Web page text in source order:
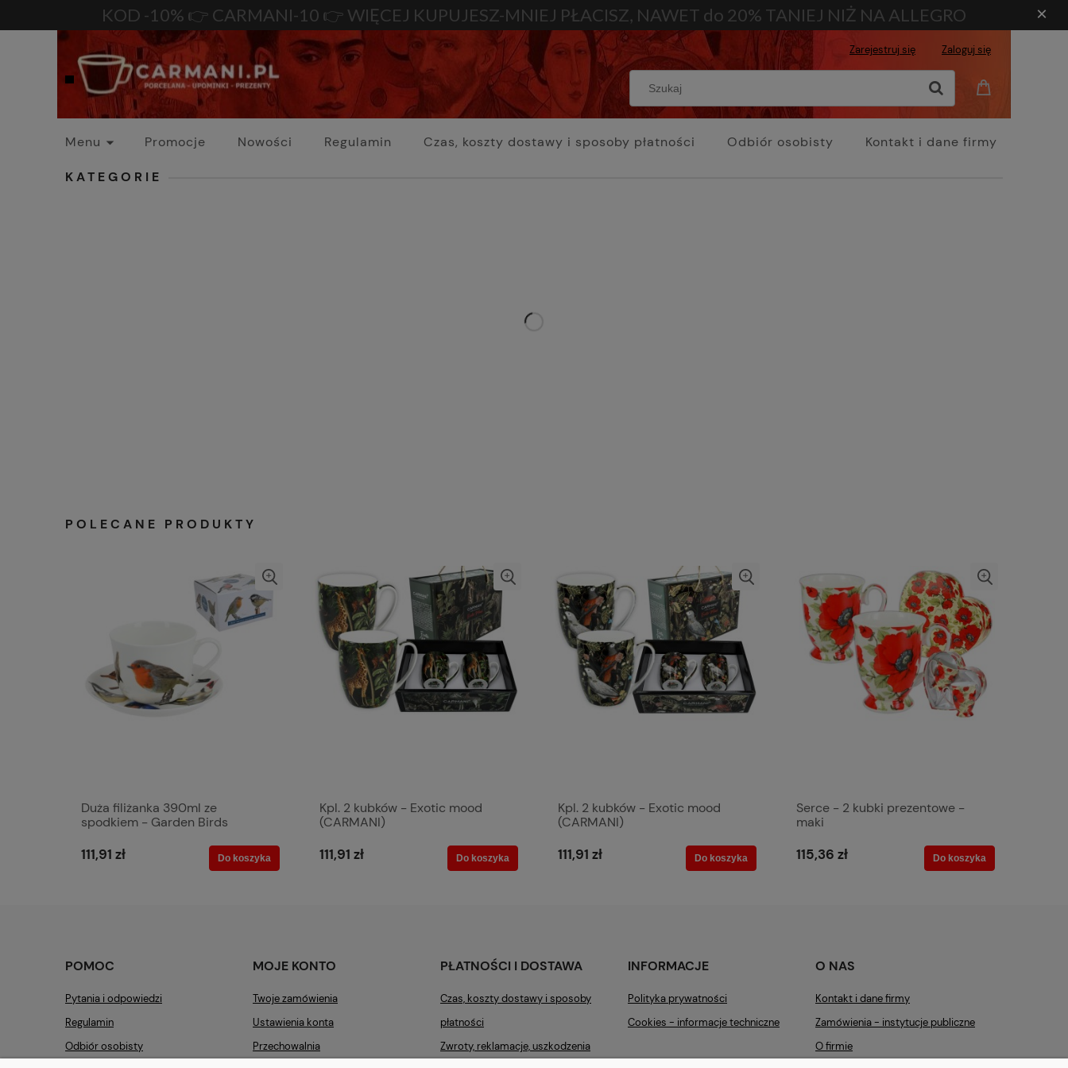
KOD -10% 👉 CARMANI-10 👉 WIĘCEJ KUPUJESZ-MNIEJ PŁACISZ, NAWET do 20% TANIEJ NIŻ NA ALLEGRO ×
Zarejestruj się Zaloguj się
Menu Promocje Nowości Regulamin Czas, koszty dostawy i sposoby płatności Odbiór osobisty Kontakt i dane firmy
KATEGORIE
POLECANE PRODUKTY
Duża filiżanka 390ml ze
spodkiem - Garden Birds
111,91 zł Do koszyka
Kpl. 2 kubków - Exotic mood
(CARMANI)
111,91 zł Do koszyka
Kpl. 2 kubków - Exotic mood
(CARMANI)
111,91 zł Do koszyka
Serce - 2 kubki prezentowe -
maki
115,36 zł Do koszyka
POMOC
Pytania i odpowiedzi
Regulamin
Odbiór osobisty
MOJE KONTO
Twoje zamówienia
Ustawienia konta
Przechowalnia
PŁATNOŚCI I DOSTAWA
Czas, koszty dostawy i sposoby
płatności
Zwroty, reklamacje, uszkodzenia
INFORMACJE
Polityka prywatności
Cookies - informacje techniczne
O NAS
Kontakt i dane firmy
Zamówienia - instytucje publiczne
O firmie